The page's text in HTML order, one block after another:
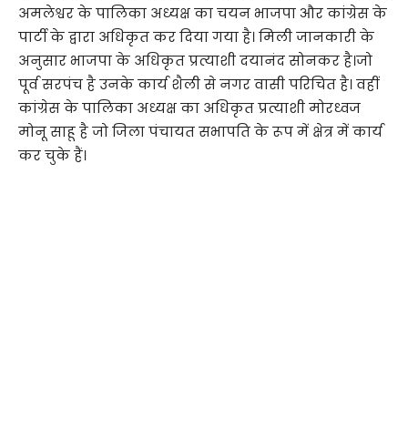
अमलेश्वर के पालिका अध्यक्ष का चयन भाजपा और कांग्रेस के
पार्टी के द्वारा अधिकृत कर दिया गया है। मिली जानकारी के
अनुसार भाजपा के अधिकृत प्रत्याशी दयानंद सोनकर है।जो
पूर्व सरपंच है उनके कार्य शैली से नगर वासी परिचित है। वहीं
कांग्रेस के पालिका अध्यक्ष का अधिकृत प्रत्याशी मोरध्वज
मोनू साहू है जो जिला पंचायत सभापति के रूप में क्षेत्र में कार्य
कर चुके हैं।